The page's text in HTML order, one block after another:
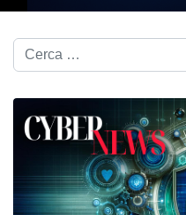
Cerca nel blog...